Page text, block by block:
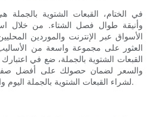
في الختام، القبعات الشتوية بالجملة
وأنيقة طوال فصل الشتاء. من خلال
الأسواق عبر الإنترنت والموردين
العثور على مجموعة واسعة من الأساليب
القبعات الشتوية بالجملة، ضع في
والسعر لضمان حصولك على أفضل
لشراء القبعات الشتوية بالجملة اليوم وابق دافئًا وأنيقًا طوال الموسم.